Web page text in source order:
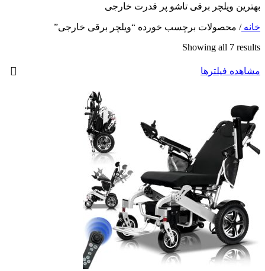
بهترین ویلچر برقی تاشو پر قدرت خارجی
خانه/ محصولات برچسب خورده “ویلچر برقی خارجی”
Showing all 7 results
مشاهده فیلترها